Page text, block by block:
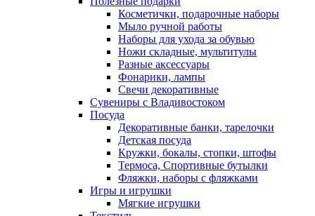
Косметички, подарочные наборы
Мыло ручной работы
Наборы для ухода за обувью
Ножи складные, мультитулы
Разные аксессуары
Фонарики, лампы
Свечи декоративные
Сувениры с Владивостоком
Посуда
Декоративные банки, тарелочки
Детская посуда
Кружки, бокалы, стопки, штофы
Термоса, Спортивные бутылки
Фляжки, наборы с фляжками
Игры и игрушки
Мягкие игрушки